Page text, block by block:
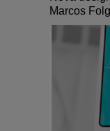
Marcos